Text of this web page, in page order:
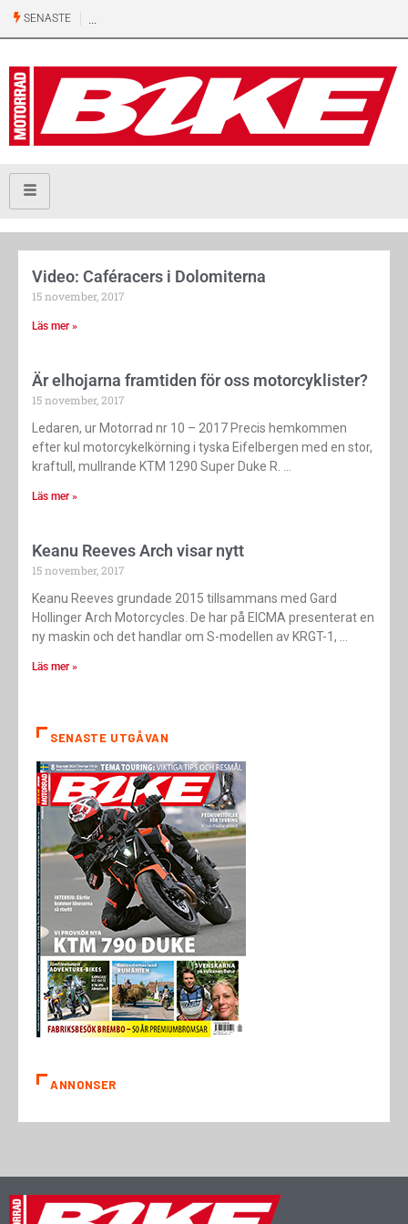
SENASTE
Video: Caféracers i Dolomiterna
15 november, 2017
Läs mer »
Är elhojarna framtiden för oss motorcyklister?
15 november, 2017
Ledaren, ur Motorrad nr 10 – 2017 Precis hemkommen
efter kul motor­cykelkörning i tyska Eifelbergen med en stor,
kraftull, mullrande KTM 1290 ­Super Duke R.
Läs mer »
Keanu Reeves Arch visar nytt
15 november, 2017
Keanu Reeves grundade 2015 tillsammans med Gard
Hollinger Arch Motorcycles. De har på EICMA presenterat en
ny maskin och det handlar om S-modellen av KRGT-1,
Läs mer »
SENASTE UTGÅVAN
ANNONSER